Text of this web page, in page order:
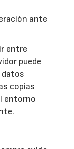
ante
entre
puede
datos
copias
entorno